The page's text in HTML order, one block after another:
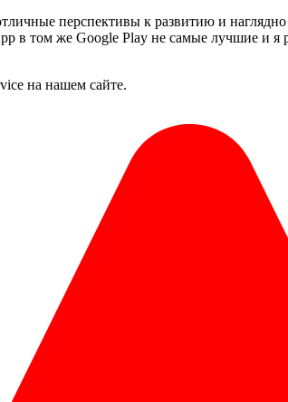
перспективы к развитию и
в том же Google Play не самые лучшие и я
на нашем сайте.